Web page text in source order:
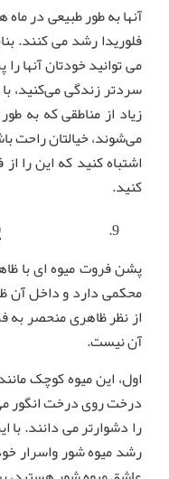
آنها به طور طبیعی در
فلوریدا رشد می کنند.
می توانید خودتان آنها
سردتر زندگی می‌کنید،
زیاد از مناطقی که به
می‌شوند، خیالتان راحت
کنید.
پشن فروت میوه ای با
محکمی دارد و داخل آن
از نظر ظاهری منحصر به
آن نیست.
اول، این میوه کوچک
درخت روی درخت انگور
را دشوارتر می دانند. با
رشد میوه شور واسرار